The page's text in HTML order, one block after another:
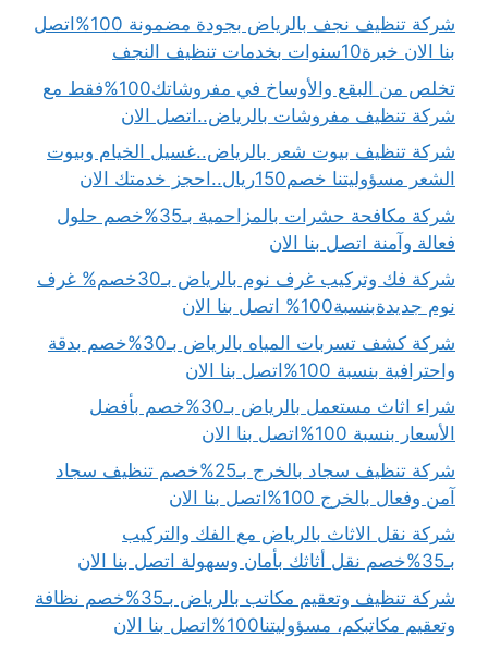
شركة تنظيف نجف بالرياض بجودة مضمونة 100%اتصل
بنا الان خبرة10سنوات بخدمات تنظيف النجف
تخلص من البقع والأوساخ في مفروشاتك100%فقط مع
شركة تنظيف مفروشات بالرياض..اتصل الان
شركة تنظيف بيوت شعر بالرياض..غسيل الخيام وبيوت
الشعر مسؤوليتنا خصم150ريال..احجز خدمتك الان
شركة مكافحة حشرات بالمزاحمية بـ35%خصم حلول
فعالة وآمنة اتصل بنا الان
شركة فك وتركيب غرف نوم بالرياض بـ30خصم% غرف
نوم جديدةبنسبة100% اتصل بنا الان
شركة كشف تسربات المياه بالرياض بـ30%خصم بدقة
واحترافية بنسبة 100%اتصل بنا الان
شراء اثاث مستعمل بالرياض بـ30%خصم بأفضل
الأسعار بنسبة 100%اتصل بنا الان
شركة تنظيف سجاد بالخرج بـ25%خصم تنظيف سجاد
آمن وفعال بالخرج 100%اتصل بنا الان
شركة نقل الاثاث بالرياض مع الفك والتركيب
بـ35%خصم نقل أثاثك بأمان وسهولة اتصل بنا الان
شركة تنظيف وتعقيم مكاتب بالرياض بـ35%خصم نظافة
وتعقيم مكاتبكم، مسؤوليتنا100%اتصل بنا الان